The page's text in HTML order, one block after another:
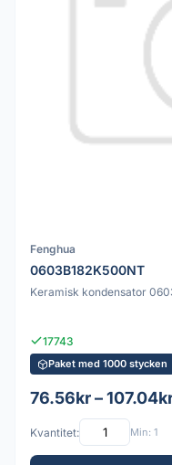
Fenghua
0603B182K500NT
Keramisk kondensator
17743
Paket med 1000 stycken
76.56kr –
Kvantitet: Min: 1